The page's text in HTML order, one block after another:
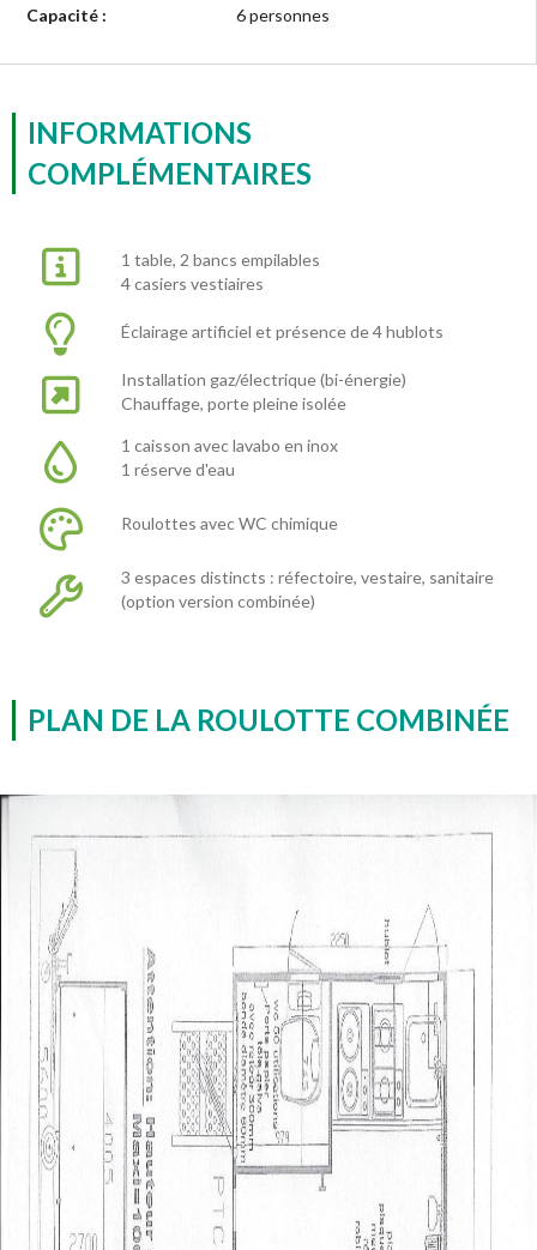
Capacité :
6 personnes
INFORMATIONS
COMPLÉMENTAIRES
1 table, 2 bancs empilables
4 casiers vestiaires
Éclairage artificiel et présence de 4 hublots
Installation gaz/électrique (bi-énergie)
Chauffage, porte pleine isolée
1 caisson avec lavabo en inox
1 réserve d'eau
Roulottes avec WC chimique
3 espaces distincts : réfectoire, vestaire, sanitaire
(option version combinée)
PLAN DE LA ROULOTTE COMBINÉE